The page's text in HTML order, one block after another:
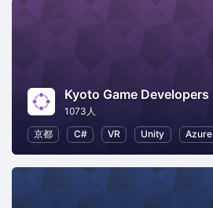
Kyoto Game Developers
1073人
京都
C# VR Unity Azure